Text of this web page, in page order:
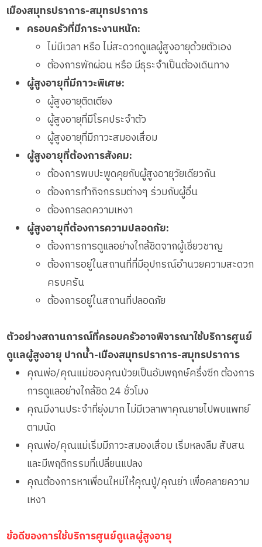
เมืองสมุทรปราการ-สมุทรปราการ
ครอบครัวที่มีภาระงานหนัก:
ไม่มีเวลา หรือ ไม่สะดวกดูแลผู้สูงอายุด้วยตัวเอง
ต้องการพักผ่อน หรือ มีธุระจำเป็นต้องเดินทาง
ผู้สูงอายุที่มีภาวะพิเศษ:
ผู้สูงอายุติดเตียง
ผู้สูงอายุที่มีโรคประจำตัว
ผู้สูงอายุที่มีภาวะสมองเสื่อม
ผู้สูงอายุที่ต้องการสังคม:
ต้องการพบปะพูดคุยกับผู้สูงอายุวัยเดียวกัน
ต้องการทำกิจกรรมต่างๆ ร่วมกับผู้อื่น
ต้องการลดความเหงา
ผู้สูงอายุที่ต้องการความปลอดภัย:
ต้องการการดูแลอย่างใกล้ชิดจากผู้เชี่ยวชาญ
ต้องการอยู่ในสถานที่ที่มีอุปกรณ์อำนวยความสะดวก
ครบครัน
ต้องการอยู่ในสถานที่ปลอดภัย
ตัวอย่างสถานการณ์ที่ครอบครัวอาจพิจารณาใช้บริการศูนย์
ดูแลผู้สูงอายุ ปากน้ำ-เมืองสมุทรปราการ-สมุทรปราการ
คุณพ่อ/คุณแม่ของคุณป่วยเป็นอัมพฤกษ์ครึ่งซีก ต้องการ
การดูแลอย่างใกล้ชิด 24 ชั่วโมง
คุณมีงานประจำที่ยุ่งมาก ไม่มีเวลาพาคุณยายไปพบแพทย์
ตามนัด
คุณพ่อ/คุณแม่เริ่มมีภาวะสมองเสื่อม เริ่มหลงลืม สับสน
และมีพฤติกรรมที่เปลี่ยนแปลง
คุณต้องการหาเพื่อนใหม่ให้คุณปู่/คุณย่า เพื่อคลายความ
เหงา
ข้อดีของการใช้บริการศูนย์ดูแลผู้สูงอายุ